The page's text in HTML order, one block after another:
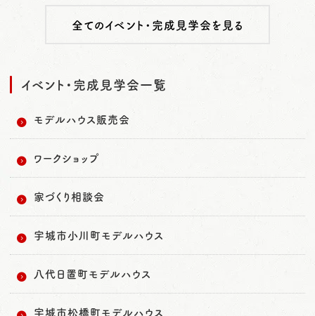
全てのイベント・完成見学会を見る
イベント・完成見学会一覧
モデルハウス販売会
ワークショップ
家づくり相談会
宇城市小川町モデルハウス
八代日置町モデルハウス
宇城市松橋町モデルハウス